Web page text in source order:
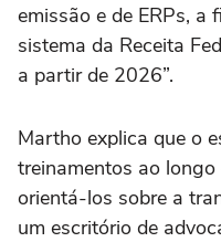
emissão e de ERPs, a
sistema da Receita
a partir de 2026”.
Martho explica que o
treinamentos ao
orientá-los sobre a
um escritório de